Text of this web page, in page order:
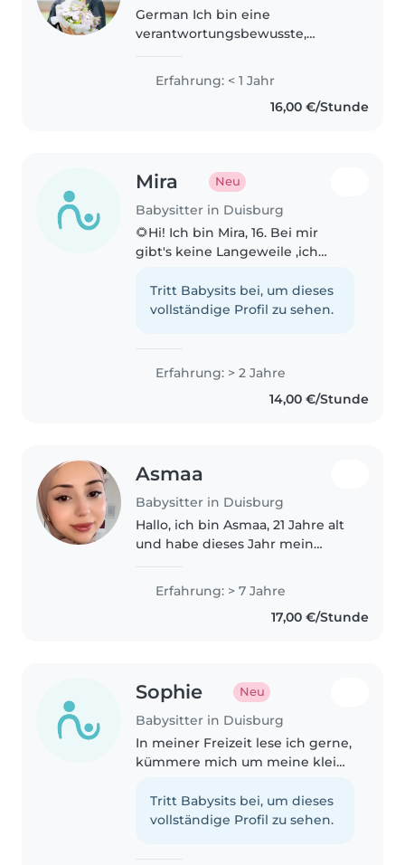
German Ich bin eine
verantwortungsbewusste,
Babysitterin sowie
Masterstudentin der
Psychologie. Durch mein
Erfahrung: < 1 Jahr
16,00 €/Stunde
Mira Neu
Babysitter in Duisburg
🌻Hi! Ich bin Mira, 16. Bei mir
gibt's keine Langeweile ,ich
bastle und tanze total gerne.
Nach den Sommerferien starte
Tritt Babysits bei, um dieses
vollständige Profil zu sehen.
Erfahrung: > 2 Jahre
14,00 €/Stunde
Asmaa
Babysitter in Duisburg
Hallo, ich bin Asmaa, 21 Jahre alt
und habe dieses Jahr mein
mehrere Familien als
Babysitterin unterstützt und
betreue aktuell ebenfalls noch
Erfahrung: > 7 Jahre
17,00 €/Stunde
Sophie Neu
Babysitter in Duisburg
In meiner Freizeit lese ich gerne,
kümmere mich um meine kleine
Male und kochen Zudem gerne.
Tritt Babysits bei, um dieses
vollständige Profil zu sehen.